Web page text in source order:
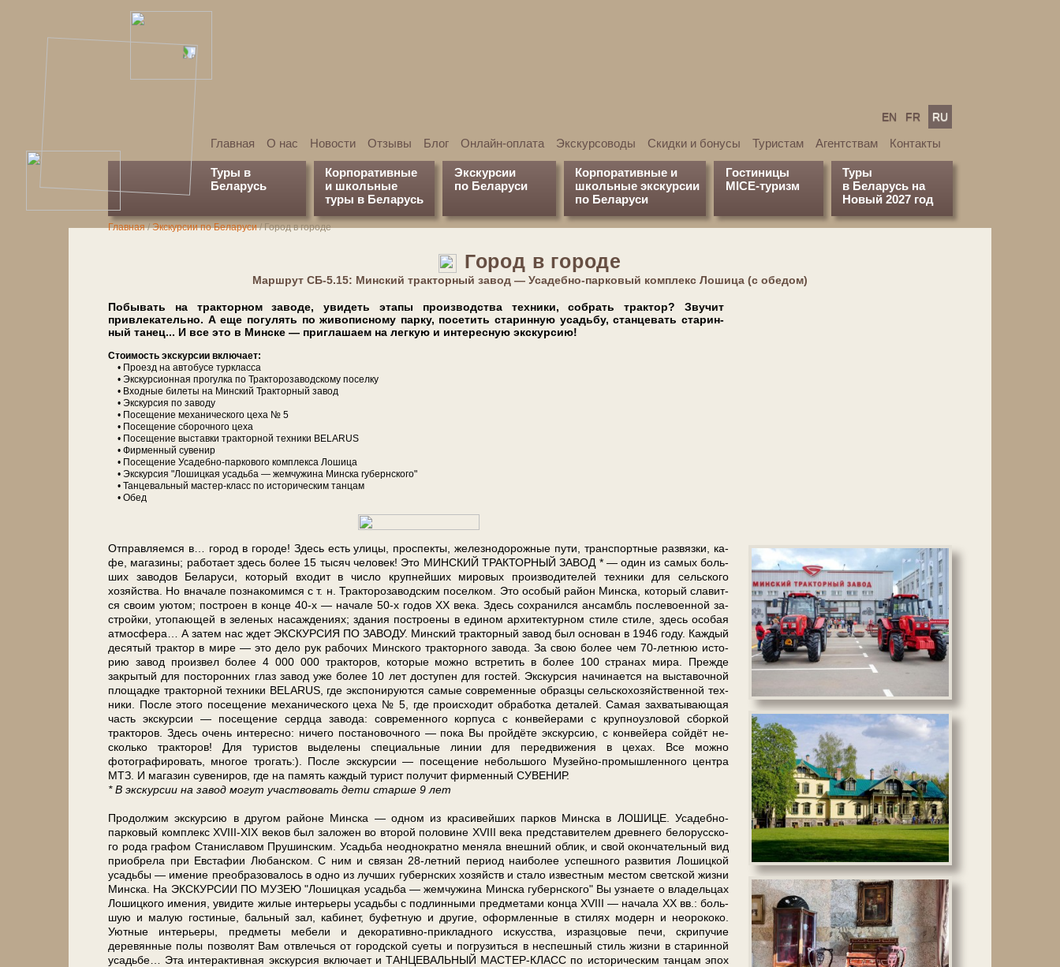
EN FR RU
Главная О нас Новости Отзывы Блог Онлайн-оплата Экскурсоводы Скидки и бонусы Туристам Агентствам Контакты
Туры в
Беларусь
Корпоративные
и школьные
туры в Беларусь
Экскурсии
по Беларуси
Корпоративные и
школьные экскурсии
по Беларуси
Гостиницы
MICE-туризм
Туры
в Беларусь на
Новый 2027 год
Главная/Экскурсии по Беларуси/Город в городе
Город в городе
Марш­рут СБ-5.15: Минский тракторный завод — Усадебно-парковый комплекс Лошица (с обедом)
Побывать на тракторном заводе, уви­деть эта­пы про­из­вод­ства тех­ни­ки, собрать трактор? Звучит
привлекательно. А еще по­гу­лять по жи­во­пис­но­му пар­ку, по­се­тить ста­рин­ную усадь­бу, стан­це­вать ста­рин­
ный танец... И все это в Мин­ске — при­гла­ша­ем на легкую и ин­те­рес­ную экс­кур­сию!
Сто­и­мость экс­кур­сии вклю­ча­ет:
• Проезд на ав­то­бу­се турк­лас­са
• Экскурсионная про­гул­ка по Тракторозаводскому поселку
• Вход­ные би­ле­ты на Минский Тракторный за­вод
• Экс­кур­сия по за­во­ду
• По­се­ще­ние механического цеха № 5
• По­се­ще­ние сборочного цеха
• По­се­ще­ние вы­став­ки тракторной тех­ни­ки BELARUS
• Фирменный су­ве­нир
• По­се­ще­ние Усадебно-паркового ком­плек­са Лошица
• Экс­кур­сия "Лошицкая усадь­ба — жемчужина Мин­ска губернского"
• Танцевальный мастер-класс по ис­то­ри­че­ским тан­цам
• Обед
Отправляемся в… го­род в го­ро­де! Здесь есть ули­цы, проспекты, железнодорожные пу­ти, транспортные развязки, ка­
фе, ма­га­зи­ны; ра­бо­та­ет здесь бо­лее 15 ты­сяч че­ло­век! Это МИНСКИЙ ТРАКТОРНЫЙ ЗАВОД * — один из са­мых боль­
ших заводов Бе­ла­ру­си, ко­то­рый вхо­дит в чис­ло круп­ней­ших мировых про­из­во­ди­те­лей тех­ни­ки для сельского
хозяйства. Но вна­ча­ле познакомимся с т. н. Тракторозаводским по­сел­ком. Это осо­бый рай­он Мин­ска, ко­то­рый сла­вит­
ся сво­им уютом; по­стро­ен в кон­це 40-х — на­ча­ле 50-х го­дов XX ве­ка. Здесь со­хра­нил­ся ан­самбль послевоенной за­
строй­ки, утопающей в зеленых насаждениях; зда­ния по­стро­е­ны в еди­ном архитектурном сти­ле сти­ле, здесь особая
ат­мо­сфе­ра… А затем нас ждет ЭКСКУРСИЯ ПО ЗАВОДУ. Минский тракторный за­вод был ос­но­ван в 1946 го­ду. Каждый
десятый трактор в ми­ре — это дело рук ра­бо­чих Мин­ско­го тракторного за­во­да. За свою бо­лее чем 70-летнюю ис­то­
рию за­вод произвел бо­лее 4 000 000 тракторов, ко­то­рые мож­но встре­тить в бо­лее 100 стра­нах ми­ра. Прежде
закрытый для посторонних глаз за­вод уже бо­лее 10 лет до­сту­пен для го­стей. Экс­кур­сия на­чи­на­ет­ся на выставочной
пло­щад­ке тракторной тех­ни­ки BELARUS, где экспонируются са­мые со­вре­мен­ные об­раз­цы сельскохозяйственной тех­
ни­ки. После это­го посещение механического цеха № 5, где про­ис­хо­дит обработка деталей. Самая захватывающая
часть экс­кур­сии — посещение сердца за­во­да: со­вре­мен­но­го кор­пу­са с конвейерами с крупноузловой сборкой
тракторов. Здесь очень ин­те­рес­но: ни­че­го постановочного — пока Вы прой­дёте экс­кур­сию, с конвейера сойдёт не­
сколь­ко тракторов! Для ту­ри­стов выделены специальные ли­нии для передвижения в цехах. Все мож­но
фотографировать, мно­гое трогать:). После экс­кур­сии — посещение не­боль­шо­го Музейно-промышленного цен­тра
МТЗ. И ма­га­зин су­ве­ни­ров, где на па­мять каж­дый турист получит фир­мен­ный СУВЕНИР.
* В экс­кур­сии на за­вод мо­гут участвовать де­ти старше 9 лет
Продолжим экс­кур­сию в дру­гом рай­о­не Мин­ска — од­ном из кра­си­вей­ших пар­ков Мин­ска в ЛОШИЦЕ. Усадебно-
парковый ком­плекс XVIII-XIX ве­ков был за­ло­жен во вто­рой по­ло­ви­не XVIII ве­ка пред­ста­ви­те­лем древ­не­го бе­ло­рус­ско­
го ро­да графом Ста­ни­сла­вом Прушинским. Усадьба неоднократно ме­ня­ла внешний об­лик, и свой окончательный вид
при­об­ре­ла при Евстафии Любанском. С ним и свя­зан 28-летний пе­ри­од наи­бо­лее успешного раз­ви­тия Ло­шиц­кой
усадь­бы — име­ние преобразовалось в од­но из луч­ших гу­берн­ских хозяйств и ста­ло из­вест­ным ме­стом светской жиз­ни
Мин­ска. На ЭКСКУРСИИ ПО МУЗЕЮ "Лошицкая усадь­ба — жемчужина Мин­ска губернского" Вы узна­е­те о вла­дель­цах
Лошицкого име­ния, уви­ди­те жи­лые ин­те­рье­ры усадь­бы с подлинными пред­ме­та­ми кон­ца XVIII — на­ча­ла ХХ вв.: боль­
шую и ма­лую го­сти­ные, бальный зал, ка­би­нет, буфетную и дру­гие, оформленные в сти­лях мо­дерн и неорококо.
Уютные ин­те­рье­ры, пред­ме­ты ме­бе­ли и декоративно-прикладного ис­кус­ства, из­раз­цо­вые пе­чи, скрипучие
деревянные полы поз­во­лят Вам отвлечься от го­род­ской су­е­ты и по­гру­зить­ся в неспешный стиль жиз­ни в ста­рин­ной
усадь­бе… Эта интерактивная экскурсия вклю­ча­ет и ТАНЦЕВАЛЬНЫЙ МАСТЕР-КЛАСС по ис­то­ри­че­ским тан­цам эпох